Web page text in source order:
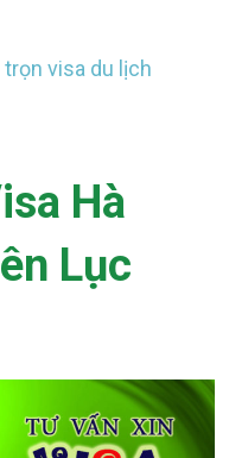
visa du lịch
Hà
Lục